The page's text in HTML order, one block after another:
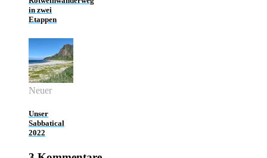
in zwei
Etappen
Neuer
Unser
Sabbatical
2022